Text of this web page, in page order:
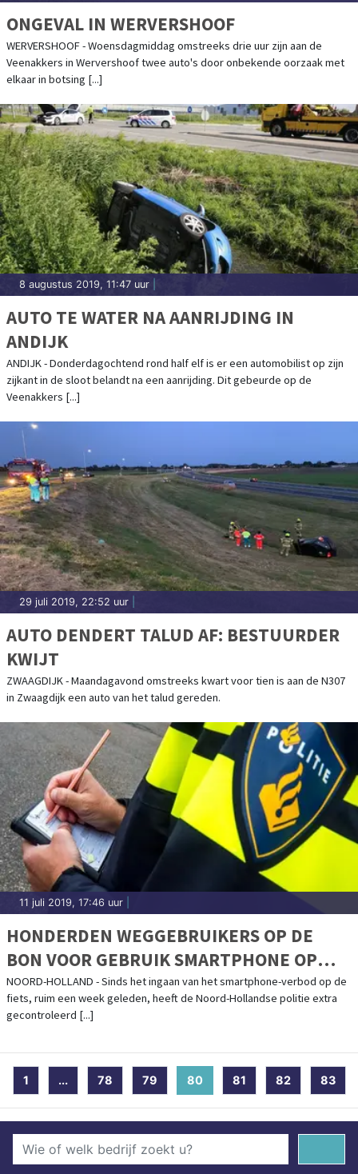
ONGEVAL IN WERVERSHOOF
WERVERSHOOF - Woensdagmiddag omstreeks drie uur zijn aan de
Veenakkers in Wervershoof twee auto's door onbekende oorzaak met
elkaar in botsing [...]
8 augustus 2019, 11:47 uur
AUTO TE WATER NA AANRIJDING IN
ANDIJK
ANDIJK - Donderdagochtend rond half elf is er een automobilist op zijn
zijkant in de sloot belandt na een aanrijding. Dit gebeurde op de
Veenakkers [...]
29 juli 2019, 22:52 uur
AUTO DENDERT TALUD AF: BESTUURDER
KWIJT
ZWAAGDIJK - Maandagavond omstreeks kwart voor tien is aan de N307
in Zwaagdijk een auto van het talud gereden.
11 juli 2019, 17:46 uur
HONDERDEN WEGGEBRUIKERS OP DE
BON VOOR GEBRUIK SMARTPHONE OP
FIETS EN IN AUTO
NOORD-HOLLAND - Sinds het ingaan van het smartphone-verbod op de
fiets, ruim een week geleden, heeft de Noord-Hollandse politie extra
gecontroleerd [...]
1 ... 78 79 80 (current)
81 82 83